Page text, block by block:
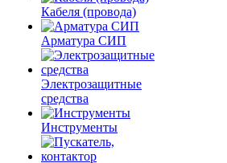
Кабеля (провода)
Арматура СИП
Электрозащитные
средства
Инструменты